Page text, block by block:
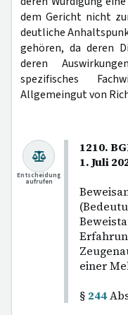
dem Gericht nicht
deutliche
gehören, da deren
deren
spezifisches
Allgemeingut von
1210.
1. Juli
einer
§ 244
Entscheidung
aufrufen